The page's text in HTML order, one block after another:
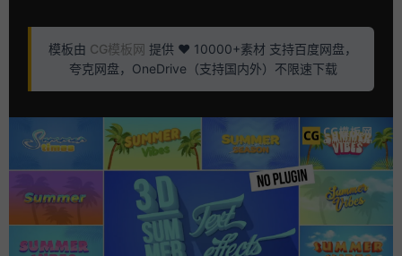
模板由 CG模板网 提供 ❤️ 10000+素材 支持百度网盘，
夸克网盘，OneDrive（支持国内外）不限速下载